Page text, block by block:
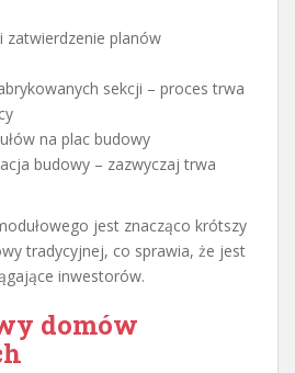
zatwierdzenie planów
sekcji – proces trwa
na plac budowy
budowy – zazwyczaj trwa
jest znacząco krótszy
tradycyjnej, co sprawia, że jest
inwestorów.
domów